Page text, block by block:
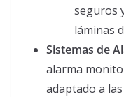
seguros
láminas
Sistemas de
alarma
adaptado a